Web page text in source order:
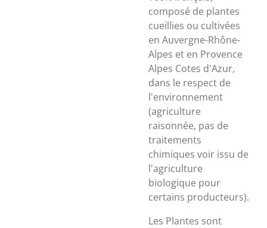
composé de plantes
cueillies ou cultivées
en Auvergne-Rhône-
Alpes et en Provence
Alpes Cotes d'Azur,
dans le respect de
l'environnement
(agriculture
raisonnée, pas de
traitements
chimiques voir issu de
l'agriculture
biologique pour
certains producteurs).
Les Plantes sont